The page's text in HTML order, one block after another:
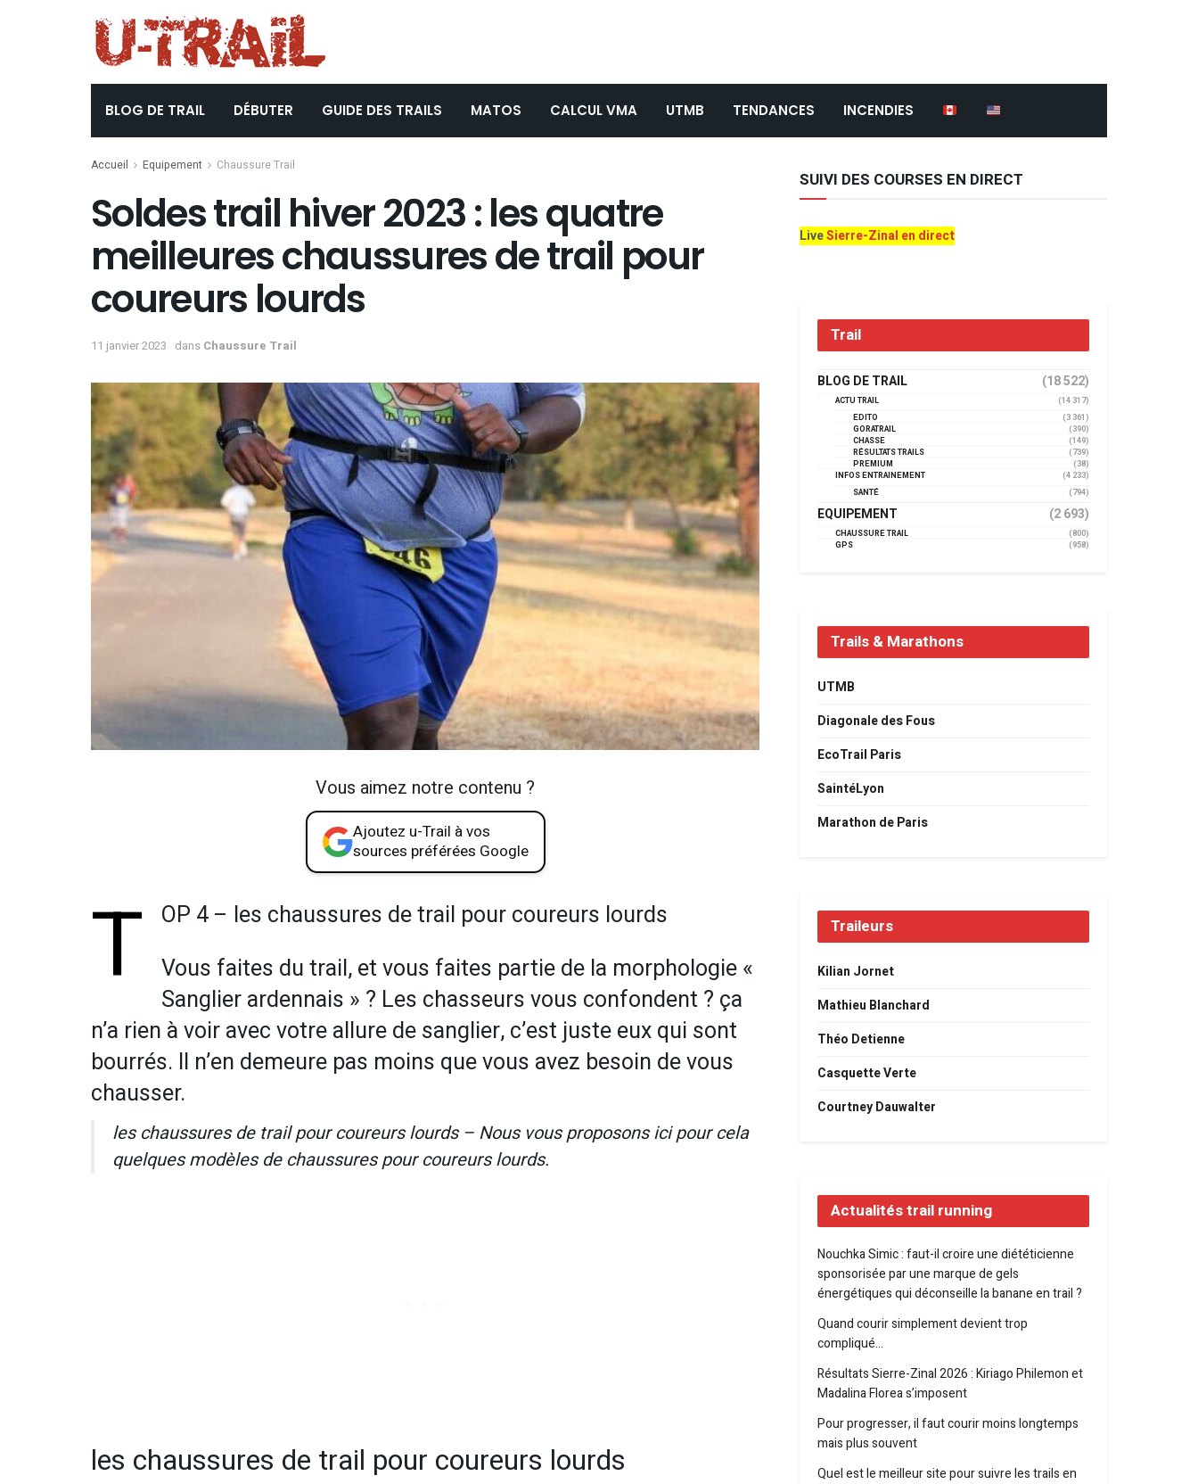
BLOG DE TRAIL DÉBUTER GUIDE DES TRAILS MATOS CALCUL VMA UTMB TENDANCES INCENDIES
Accueil Equipement Chaussure Trail
Soldes trail hiver 2023 : les quatre
meilleures chaussures de trail pour
coureurs lourds
11 janvier 2023 dans Chaussure Trail
Vous aimez notre contenu ?
Ajoutez u-Trail à vos
sources préférées Google
T
OP 4 – les chaussures de trail pour coureurs lourds
Vous faites du trail, et vous faites partie de la morphologie «
Sanglier ardennais » ? Les chasseurs vous confondent ? ça
n’a rien à voir avec votre allure de sanglier, c’est juste eux qui sont
bourrés. Il n’en demeure pas moins que vous avez besoin de vous
chausser.
les chaussures de trail pour coureurs lourds – Nous vous proposons ici pour cela
quelques modèles de chaussures pour coureurs lourds.
les chaussures de trail pour coureurs lourds
SUIVI DES COURSES EN DIRECT
LiveSierre-Zinal en direct
Trail
BLOG DE TRAIL (18 522)
ACTU TRAIL
(14 317)
EDITO
(3 361)
GORATRAIL
(390)
CHASSE
(149)
RÉSULTATS TRAILS
(739)
PREMIUM
(38)
INFOS ENTRAINEMENT
(4 233)
SANTÉ
(794)
EQUIPEMENT (2 693)
CHAUSSURE TRAIL
(800)
GPS
(958)
Trails & Marathons
UTMB
Diagonale des Fous
EcoTrail Paris
SaintéLyon
Marathon de Paris
Traileurs
Kilian Jornet
Mathieu Blanchard
Théo Detienne
Casquette Verte
Courtney Dauwalter
Actualités trail running
Nouchka Simic : faut-il croire une diététicienne
sponsorisée par une marque de gels
énergétiques qui déconseille la banane en trail ?
Quand courir simplement devient trop
compliqué…
Résultats Sierre-Zinal 2026 : Kiriago Philemon et
Madalina Florea s’imposent
Pour progresser, il faut courir moins longtemps
mais plus souvent
Quel est le meilleur site pour suivre les trails en